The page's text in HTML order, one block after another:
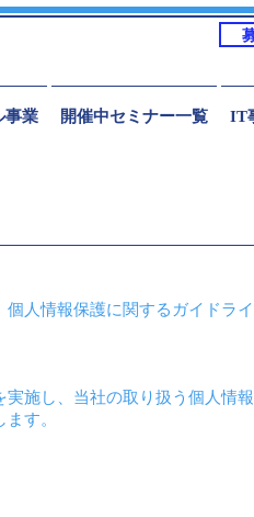
事業 開催中セミナー一覧 IT
人情報保護に関するガイドラ
施し、当社の取り扱う個人情
す。